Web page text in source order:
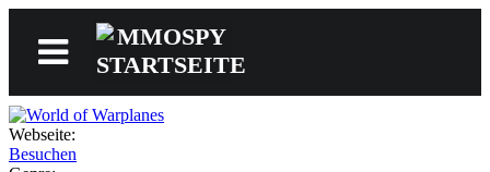
Webseite:
Besuchen